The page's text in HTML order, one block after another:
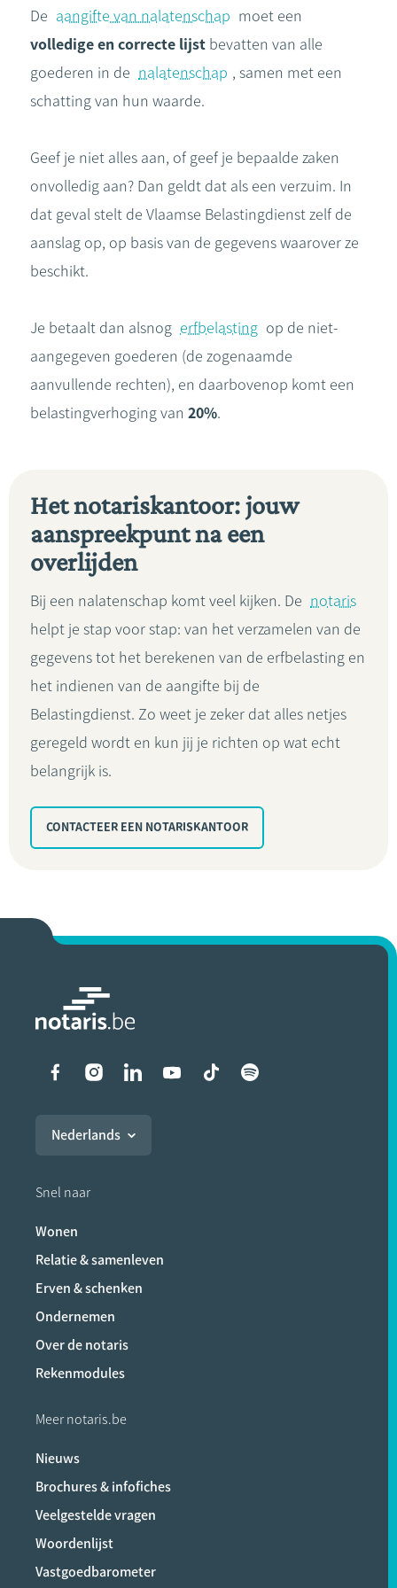
De aangifte van nalatenschap moet een
volledige en correcte lijst bevatten van alle
goederen in de nalatenschap , samen met een
schatting van hun waarde.
Geef je niet alles aan, of geef je bepaalde zaken
onvolledig aan? Dan geldt dat als een verzuim. In
dat geval stelt de Vlaamse Belastingdienst zelf de
aanslag op, op basis van de gegevens waarover ze
beschikt.
Je betaalt dan alsnog erfbelasting op de niet-
aangegeven goederen (de zogenaamde
aanvullende rechten), en daarbovenop komt een
belastingverhoging van 20%.
Het notariskantoor: jouw
aanspreekpunt na een
overlijden
Bij een nalatenschap komt veel kijken. De notaris
helpt je stap voor stap: van het verzamelen van de
gegevens tot het berekenen van de erfbelasting en
het indienen van de aangifte bij de
Belastingdienst. Zo weet je zeker dat alles netjes
geregeld wordt en kun jij je richten op wat echt
belangrijk is.
CONTACTEER EEN NOTARISKANTOOR
Liens vers les réseaux
Nederlands
Snel naar
Wonen
Relatie & samenleven
Erven & schenken
Ondernemen
Over de notaris
Rekenmodules
Meer notaris.be
Nieuws
Brochures & infofiches
Veelgestelde vragen
Woordenlijst
Vastgoedbarometer